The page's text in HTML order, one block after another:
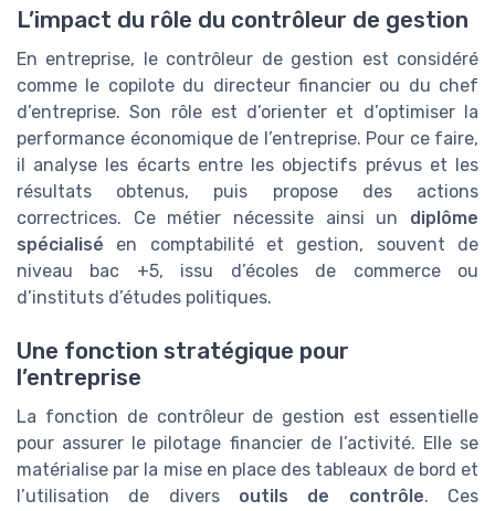
L’impact du rôle du contrôleur de gestion
En entreprise, le contrôleur de gestion est considéré
comme le copilote du directeur financier ou du chef
d’entreprise. Son rôle est d’orienter et d’optimiser la
performance économique de l’entreprise. Pour ce faire,
il analyse les écarts entre les objectifs prévus et les
résultats obtenus, puis propose des actions
correctrices. Ce métier nécessite ainsi un diplôme
spécialisé en comptabilité et gestion, souvent de
niveau bac +5, issu d’écoles de commerce ou
d’instituts d’études politiques.
Une fonction stratégique pour
l’entreprise
La fonction de contrôleur de gestion est essentielle
pour assurer le pilotage financier de l’activité. Elle se
matérialise par la mise en place des tableaux de bord et
l’utilisation de divers outils de contrôle. Ces